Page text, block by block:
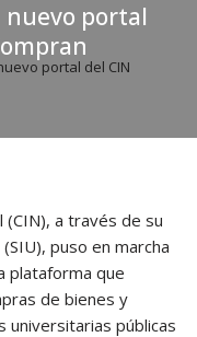
nuevo portal
portal del CIN
(CIN), a través de su
puso en marcha
plataforma que
de bienes y
universitarias públicas